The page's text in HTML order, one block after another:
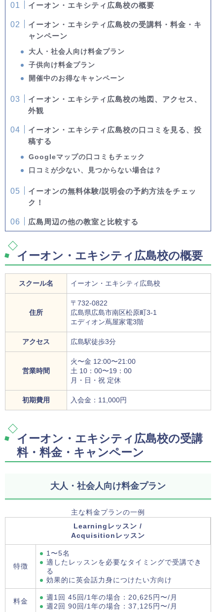
イーオン・エキシティ広島校の概要
イーオン・エキシティ広島校の受講料・料金・キ
ャンペーン
大人・社会人向け料金プラン
子供向け料金プラン
開催中のお得なキャンペーン
イーオン・エキシティ広島校の地図、アクセス、
外観
イーオン・エキシティ広島校の口コミを見る、投
稿する
Googleマップの口コミもチェック
口コミが少ない、見つからない場合は？
イーオンの無料体験/説明会の予約方法をチェッ
ク！
広島周辺の他の教室と比較する
イーオン・エキシティ広島校の概要
スクール名 イーオン・エキシティ広島校
住所
〒732-0822
広島県広島市南区松原町3-1
エディオン蔦屋家電3階
アクセス 広島駅徒歩3分
営業時間
火〜金 12:00〜21:00
土 10：00〜19：00
月・日・祝 定休
初期費用 入会金：11,000円
イーオン・エキシティ広島校の受講
料・料金・キャンペーン
大人・社会人向け料金プラン
主な料金プランの一例
Learningレッスン /
Acquisitionレッスン
特徴
1〜5名
適したレッスンを必要なタイミングで受講でき
る
効果的に英会話力身につけたい方向け
料金
週1回 45回/1年の場合：20,625円〜/月
週2回 90回/1年の場合：37,125円〜/月